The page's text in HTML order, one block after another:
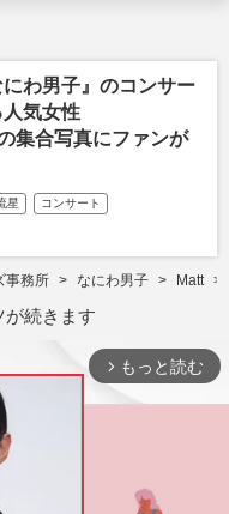
わ男子』のコンサー
人気女性
集合写真にファンが
星 コンサート
事務所 なにわ男子 Matt
が続きます
arrow_forward_ios もっと読む